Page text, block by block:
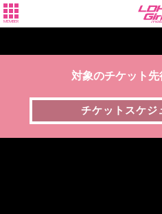
MEMBER
対象のチケット
チケットスケ
チケットスケ